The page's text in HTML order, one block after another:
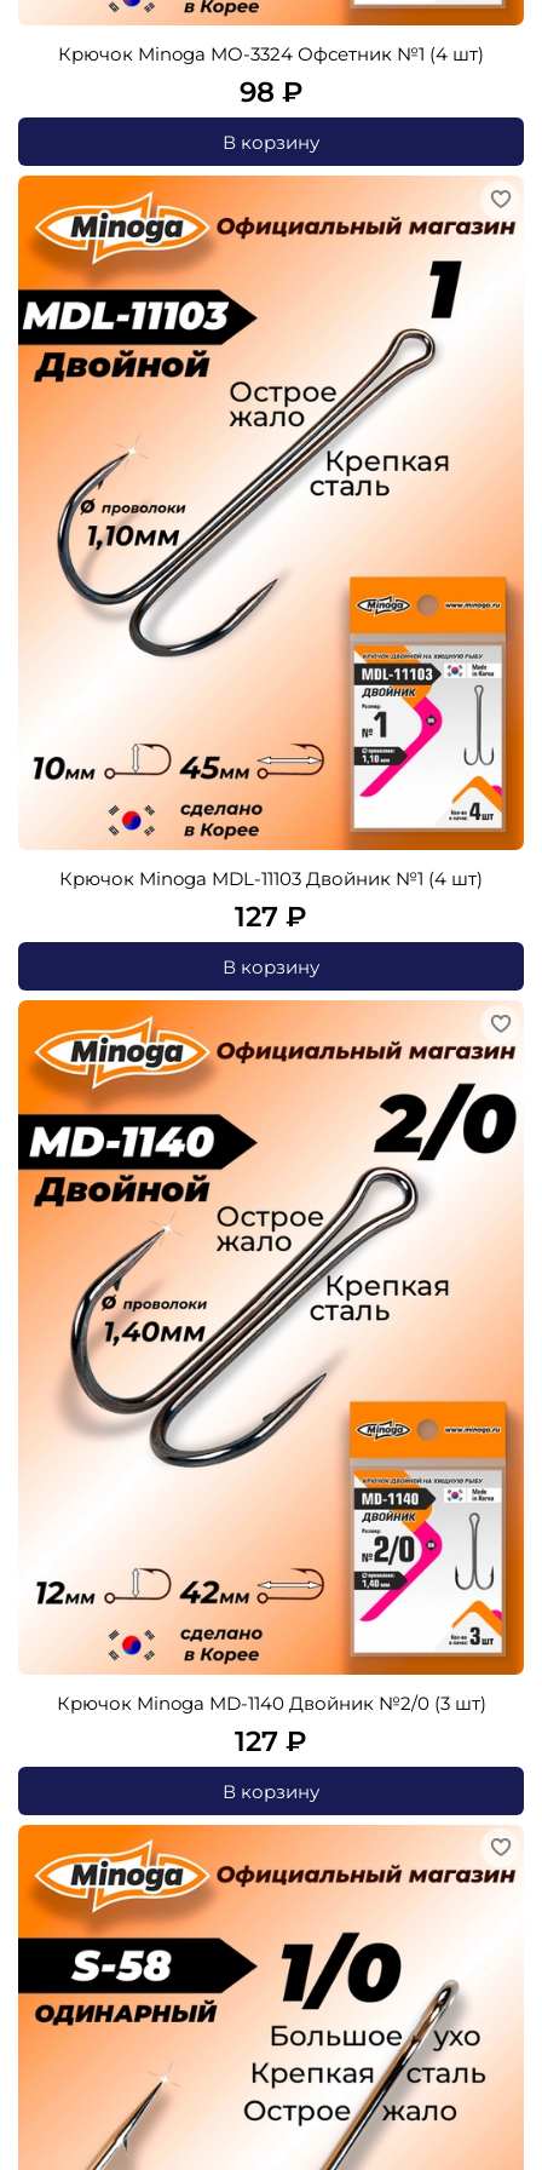
Крючок Minoga MO-3324 Офсетник №1 (4 шт)
98 ₽
В корзину
Крючок Minoga MDL-11103 Двойник №1 (4 шт)
127 ₽
В корзину
Крючок Minoga MD-1140 Двойник №2/0 (3 шт)
127 ₽
В корзину